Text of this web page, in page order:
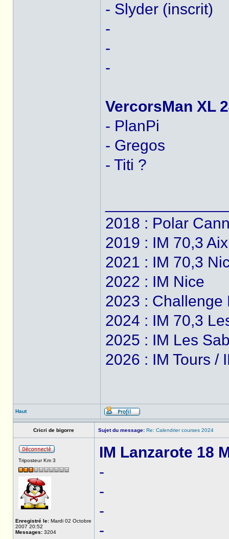
- Slyder (inscrit)
-
-
-
VercorsMan XL
- PlanPi
- Gregos
- Titi ?
2018 : Polar
2019 : IM 70,3
2021 : IM 70,3
2022 : IM Nice
2023 : Challenge
2024 : IM 70,3
2025 : IM Les
2026 : IM Tours /
Haut
Cricri de bigorre Sujet du message: Re: Calendrier courses 2024
Triposteur Km 3
Enregistré le: Mardi 02 Octobre
2007 20:52
Messages: 3204
IM Lanzarote 18
-
-
-
-